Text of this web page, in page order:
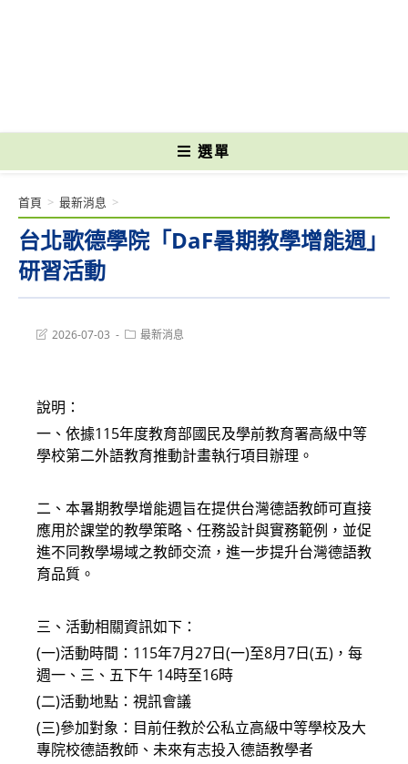
選單
台北歌德學院「DaF暑期教學增能週」
研習活動
首頁 > 最新消息 >
Post2026-07-03
Post最新消息
說明：
一、依據115年度教育部國民及學前教育署高級中等
學校第二外語教育推動計畫執行項目辦理。
二、本暑期教學增能週旨在提供台灣德語教師可直接
應用於課堂的教學策略、任務設計與實務範例，並促
進不同教學場域之教師交流，進一步提升台灣德語教
育品質。
三、活動相關資訊如下：
(一)活動時間：115年7月27日(一)至8月7日(五)，每
週一、三、五下午 14時至16時
(二)活動地點：視訊會議
(三)參加對象：目前任教於公私立高級中等學校及大
專院校德語教師、未來有志投入德語教學者